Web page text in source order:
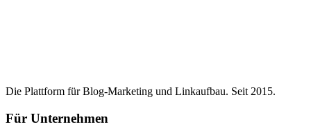
Die Plattform für Blog-Marketing und Linkaufbau. Seit 2015.
Für Unternehmen